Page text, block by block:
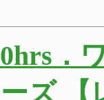
．
ズ 【